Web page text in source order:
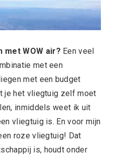
met WOW air? Een veel
met een
met een budget
je het vliegtuig zelf moet
inmiddels weet ik uit
vliegtuig is. En voor mijn
roze vliegtuig! Dat
is, houdt onder